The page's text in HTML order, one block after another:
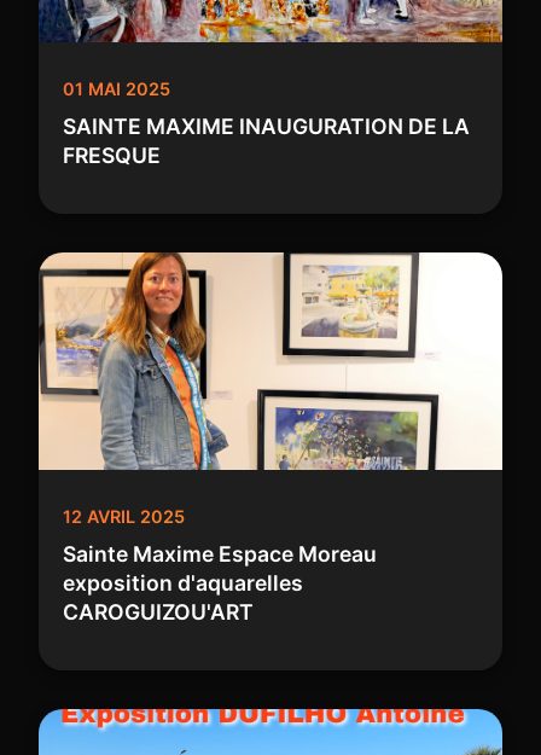
01 MAI 2025
SAINTE MAXIME INAUGURATION DE LA
FRESQUE
12 AVRIL 2025
Sainte Maxime Espace Moreau
exposition d'aquarelles
CAROGUIZOU'ART